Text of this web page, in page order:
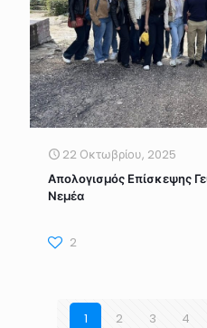
22 Οκτωβρίου, 2025
Απολογισμός Επίσκεψης
Νεμέα
2
1 2 3 4